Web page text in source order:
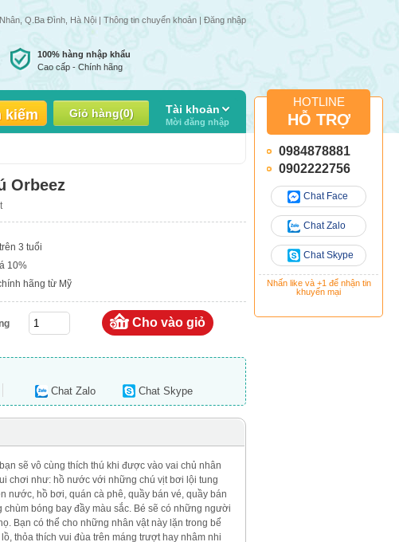
các ngày trong tuần | Giá 1 số mặt hàng có thể thay đổi do giá nhập thay đổi
Q.Ba Đình, Hà Nội | Thông tin chuyển khoản | Đăng nhập
HOTLINE
HỖ TRỢ
0984878881
0902222756
Chat Face
Chat Zalo
Chat Skype
Nhấn like và +1 để nhận tin
khuyến mại
100% hàng nhập khẩu
Cao cấp - Chính hãng
Giỏ hàng(0) Tài khoản
Mời đăng nhập
Orbeez
3 tuổi
10%
hãng từ Mỹ
Chat Zalo Chat Skype
sẽ vô cùng thích thú khi được vào vai chủ nhân
chơi như: hồ nước với những chú vịt bơi lội tung
nước, hồ bơi, quán cà phê, quầy bán vé, quầy bán
bóng bay đầy màu sắc. Bé sẽ có những người
Bạn có thể cho những nhân vật này lặn trong bể
thỏa thích vui đùa trên máng trượt hay nhâm nhi